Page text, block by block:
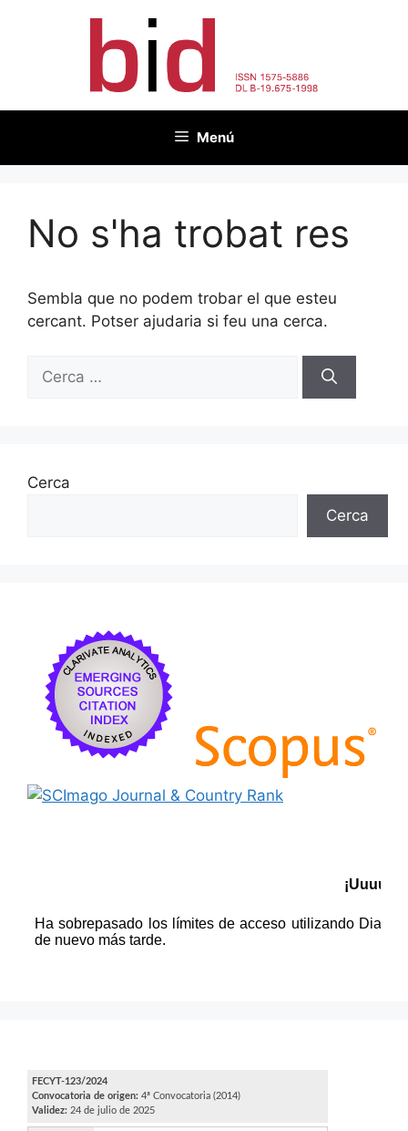
Menú
No s'ha trobat res
Sembla que no podem trobar el que esteu
cercant. Potser ajudaria si feu una cerca.
Cerca:
Cerca
Cerca